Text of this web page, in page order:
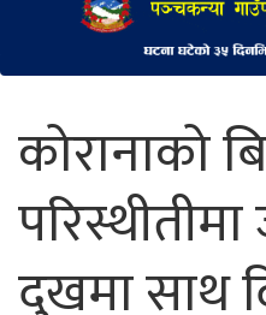
कोरानाको
दुखमा साथ